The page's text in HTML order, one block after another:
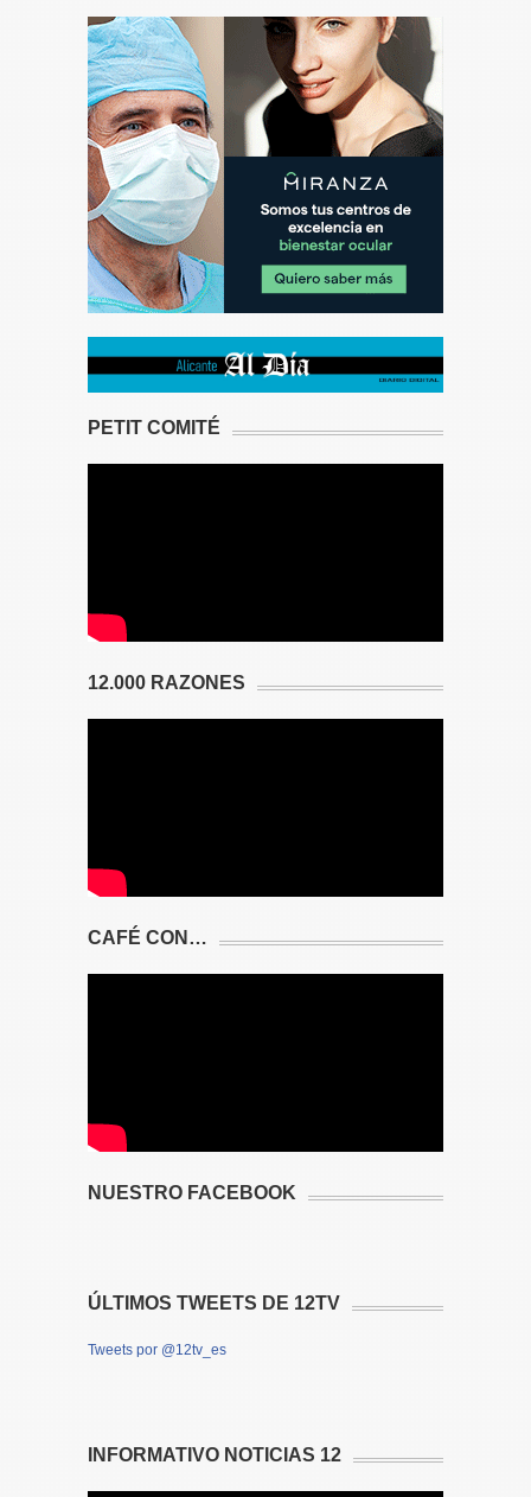
PETIT COMITÉ
12.000 RAZONES
CAFÉ CON…
NUESTRO FACEBOOK
ÚLTIMOS TWEETS DE 12TV
Tweets por @12tv_es
INFORMATIVO NOTICIAS 12